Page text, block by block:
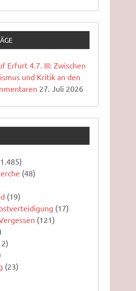
Erfurt 4.7. III: Zwischen
und Kritik an den
27. Juli 2026
(48)
(19)
(17)
(121)
(23)